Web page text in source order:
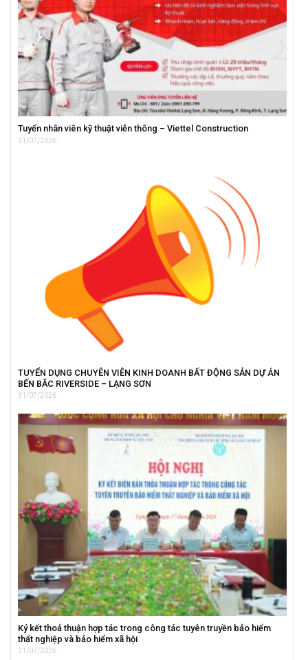
Tuyển nhân viên kỹ thuật viễn thông – Viettel Construction
31/07/2026
TUYỂN DỤNG CHUYÊN VIÊN KINH DOANH BẤT ĐỘNG SẢN DỰ ÁN
BẾN BẮC RIVERSIDE – LẠNG SƠN
31/07/2026
Ký kết thoả thuận hợp tác trong công tác tuyên truyền bảo hiểm
thất nghiệp và bảo hiểm xã hội
31/07/2026